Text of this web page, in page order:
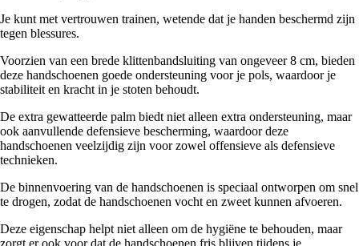
Je kunt met vertrouwen trainen, wetende dat je handen beschermd zijn
tegen blessures.
Voorzien van een brede klittenbandsluiting van ongeveer 8 cm, bieden
deze handschoenen goede ondersteuning voor je pols, waardoor je
stabiliteit en kracht in je stoten behoudt.
De extra gewatteerde palm biedt niet alleen extra ondersteuning, maar
ook aanvullende defensieve bescherming, waardoor deze
handschoenen veelzijdig zijn voor zowel offensieve als defensieve
technieken.
De binnenvoering van de handschoenen is speciaal ontworpen om snel
te drogen, zodat de handschoenen vocht en zweet kunnen afvoeren.
Deze eigenschap helpt niet alleen om de hygiëne te behouden, maar
zorgt er ook voor dat de handschoenen fris blijven tijdens je